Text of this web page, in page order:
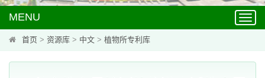
MENU
首页 > 资源库 > 中文 > 植物所专利库